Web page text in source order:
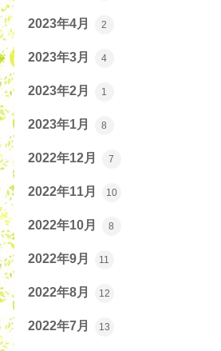
2023年4月 2
2023年3月 4
2023年2月 1
2023年1月 8
2022年12月 7
2022年11月 10
2022年10月 8
2022年9月 11
2022年8月 12
2022年7月 13